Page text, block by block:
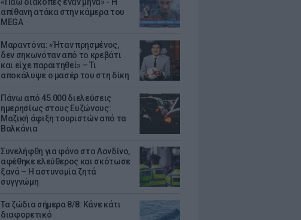
απίθανη ατάκα στην κάμερα του
MEGA
Μαραντόνα: «Ήταν πρησμένος,
δεν σηκωνόταν από το κρεβάτι
και είχε παραιτηθεί» – Τι
αποκάλυψε ο μασέρ του στη δίκη
Πάνω από 45.000 διελεύσεις
ημερησίως στους Ευζώνους:
Μαζική άφιξη τουριστών από τα
Βαλκάνια
Συνελήφθη για φόνο στο Λονδίνο,
αφέθηκε ελεύθερος και σκότωσε
ξανά – Η αστυνομία ζητά
συγγνώμη
Τα ζώδια σήμερα 8/8: Κάνε κάτι
διαφορετικό